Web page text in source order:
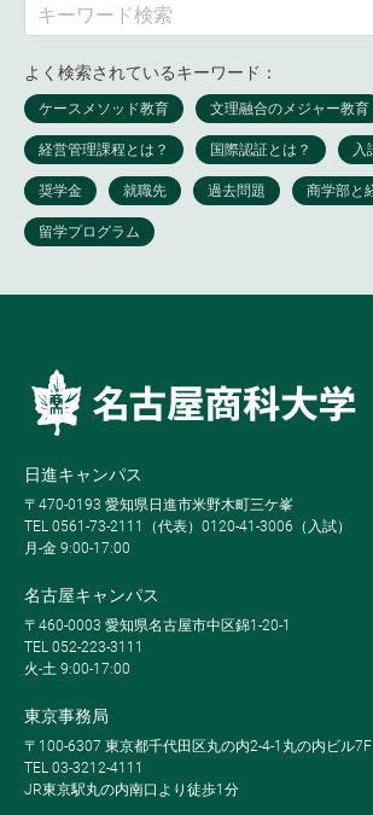
よく検索されているキーワード：
日進キャンパス
〒470-0193 愛知県日進市米野木町三ケ峯
TEL 0561-73-2111（代表）0120-41-3006（入試）
月-金 9:00-17:00
名古屋キャンパス
〒460-0003 愛知県名古屋市中区錦1-20-1
TEL 052-223-3111
火-土 9:00-17:00
東京事務局
〒100-6307 東京都千代田区丸の内2-4-1丸の内ビル7F
TEL 03-3212-4111
JR東京駅丸の内南口より徒歩1分